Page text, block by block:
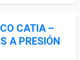
CATIA –
A PRESIÓN